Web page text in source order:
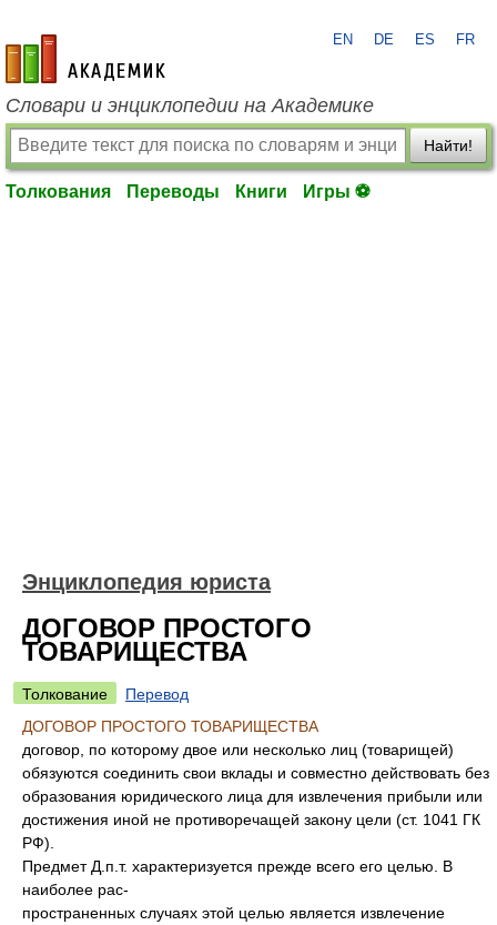
academic.ru
EN DE ES FR
Словари и энциклопедии на Академике
Найти!
Толкования Переводы Книги Игры ⚽
Энциклопедия юриста
ДОГОВОР ПРОСТОГО
ТОВАРИЩЕСТВА
Толкование
Перевод
ДОГОВОР ПРОСТОГО ТОВАРИЩЕСТВА
договор, по которому двое или несколько лиц (товарищей)
обязуются соединить свои вклады и совместно действовать без
образования юридического лица для извлечения прибыли или
достижения иной не противоречащей закону цели (ст. 1041 ГК
РФ).
Предмет Д.п.т. характеризуется прежде всего его целью. В
наиболее рас-
пространенных случаях этой целью является извлечение